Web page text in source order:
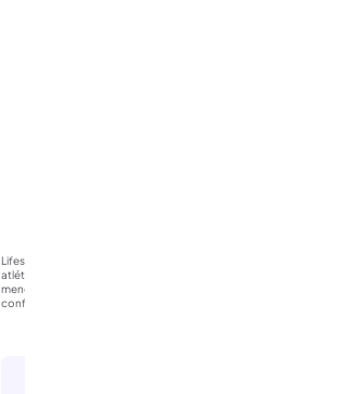
Lifestyle y deporte: talento
atlético con perfil listo para set;
menos correos, más
confirmaciones.